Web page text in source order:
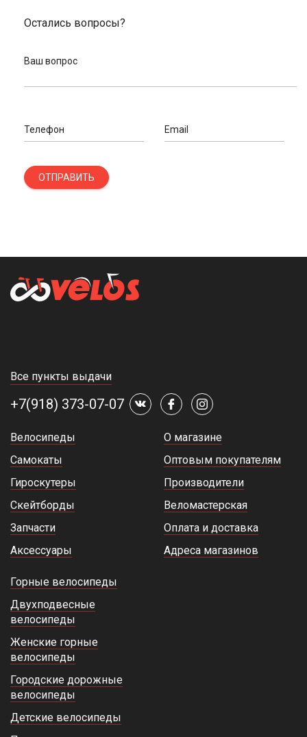
Остались вопросы?
Ваш вопрос
Телефон Email
ОТПРАВИТЬ
Все пункты выдачи
+7(918) 373-07-07
Велосипеды
Самокаты
Гироскутеры
Скейтборды
Запчасти
Аксессуары
О магазине
Оптовым покупателям
Производители
Веломастерская
Оплата и доставка
Адреса магазинов
Горные велосипеды
Двухподвесные
велосипеды
Женские горные
велосипеды
Городские дорожные
велосипеды
Детские велосипеды